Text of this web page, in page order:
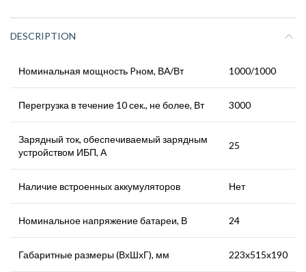
DESCRIPTION
Номинальная мощность Pном, ВА/Вт 1000/1000
Перегрузка в течение 10 сек., не более, Вт 3000
Зарядный ток, обеспечиваемый зарядным
устройством ИБП, А
25
Наличие встроенных аккумуляторов Нет
Номинальное напряжение батареи, В 24
Габаритные размеры (ВхШхГ), мм 223x515x190